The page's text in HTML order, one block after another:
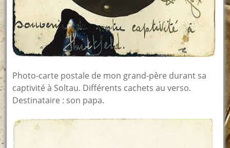
Photo-carte postale de mon grand-père durant sa
captivité à Soltau. Différents cachets au verso.
Destinataire : son papa.